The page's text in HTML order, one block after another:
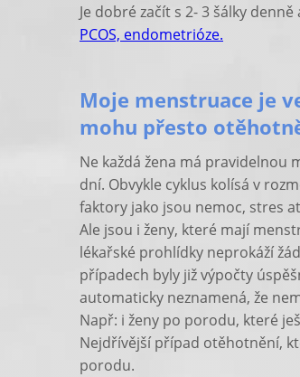
Je dobré začít s 2- 3 šálky
PCOS, endometrióze.
Moje menstruace je
mohu přesto
Ne každá žena má pravidelnou
dní. Obvykle cyklus kolísá v
faktory jako jsou nemoc, stres
Ale jsou i ženy, které mají
lékařské prohlídky neprokáží
případech byly již výpočty
automaticky neznamená, že
Např: i ženy po porodu, které
Nejdřívější případ otěhotnění,
porodu.